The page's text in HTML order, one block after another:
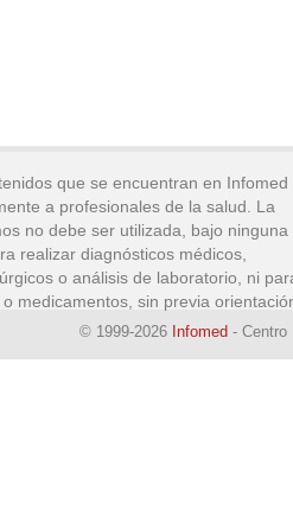
que se encuentran en Infomed
a profesionales de la salud. La
no debe ser utilizada, bajo ninguna
realizar diagnósticos médicos,
o análisis de laboratorio, ni
medicamentos, sin previa
© 1999-2026 Infomed - Centro